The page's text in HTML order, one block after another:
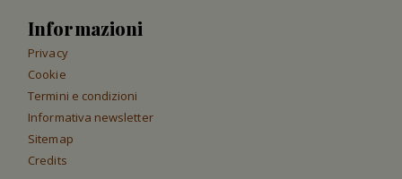
Informazioni
Privacy
Cookie
Termini e condizioni
Informativa newsletter
Sitemap
Credits